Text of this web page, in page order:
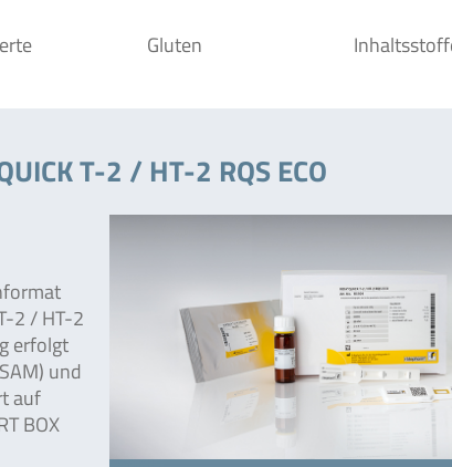
Gluten
T-2 / HT-2 RQS ECO
2 / HT-2
erfolgt
und
auf
BOX